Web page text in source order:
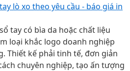
lò xo theo yêu cầu - báo giá in
tay có bìa da hoặc chất liệu
loại khắc logo doanh nghiệp
Thiết kế phải tinh tế, đơn giản
chuyên nghiệp, tạo ấn tượng